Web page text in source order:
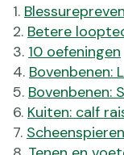
Betere
10 oefeningen
Bovenbenen:
Bovenbenen:
Kuiten: calf